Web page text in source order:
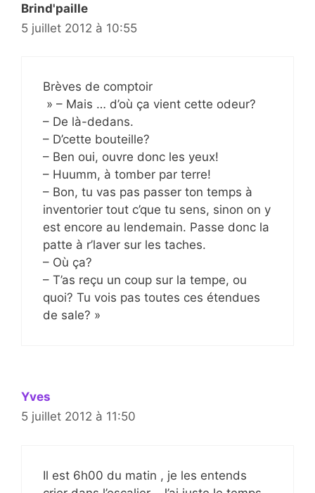
Brind'paille
5 juillet 2012 à 10:55
Brèves de comptoir
» – Mais … d’où ça vient cette odeur?
– De là-dedans.
– D’cette bouteille?
– Ben oui, ouvre donc les yeux!
– Huumm, à tomber par terre!
– Bon, tu vas pas passer ton temps à
inventorier tout c’que tu sens, sinon on y
est encore au lendemain. Passe donc la
patte à r’laver sur les taches.
– Où ça?
– T’as reçu un coup sur la tempe, ou
quoi? Tu vois pas toutes ces étendues
de sale? »
Yves
5 juillet 2012 à 11:50
Il est 6h00 du matin , je les entends